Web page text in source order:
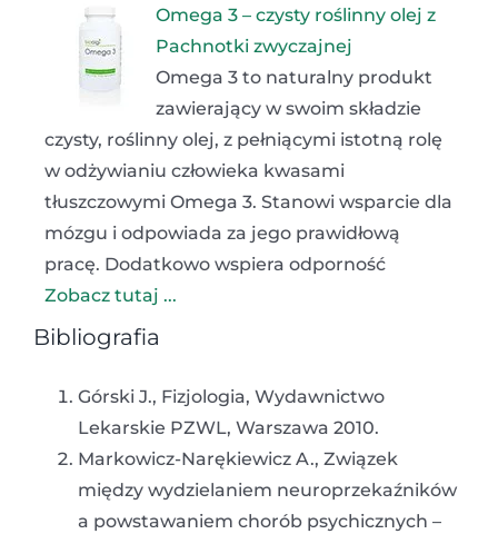
Omega 3 – czysty roślinny olej z
Pachnotki zwyczajnej
Omega 3 to naturalny produkt
zawierający w swoim składzie
czysty, roślinny olej, z pełniącymi istotną rolę
w odżywianiu człowieka kwasami
tłuszczowymi Omega 3. Stanowi wsparcie dla
mózgu i odpowiada za jego prawidłową
pracę. Dodatkowo wspiera odporność
Zobacz tutaj ...
Bibliografia
Górski J., Fizjologia, Wydawnictwo
Lekarskie PZWL, Warszawa 2010.
Markowicz-Narękiewicz A., Związek
między wydzielaniem neuroprzekaźników
a powstawaniem chorób psychicznych –